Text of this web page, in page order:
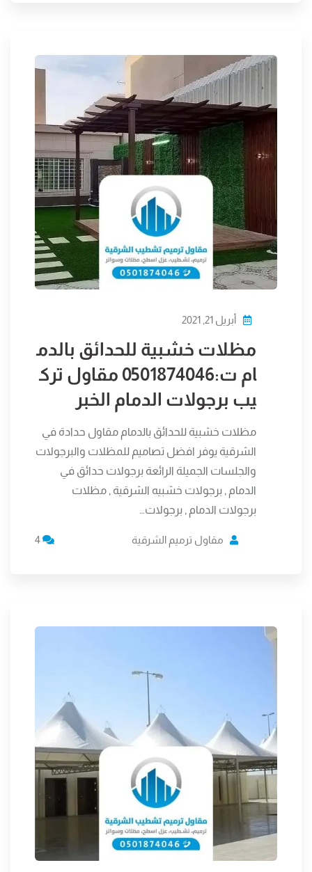
أبريل 21, 2021
مظلات خشبية للحدائق بالدم
ام ت:0501874046 مقاول ترك
يب برجولات الدمام الخبر
مظلات خشبية للحدائق بالدمام مقاول حدادة في
الشرقية يوفر افضل تصاميم للمظلات والبرجولات
والجلسات الجميلة الرائعة برجولات حدائق في
الدمام , برجولات خشبيه الشرقية , مظلات
برجولات الدمام , برجولات…
مقاول ترميم الشرقية